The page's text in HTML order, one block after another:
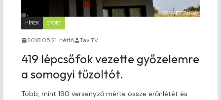
HÍREK SPORT
2018.05.21. hétfő TaviTV
419 lépcsőfok vezette győzelemre
a somogyi tűzoltót.
Több, mint 190 versenyző mérte össze erőnlétét és